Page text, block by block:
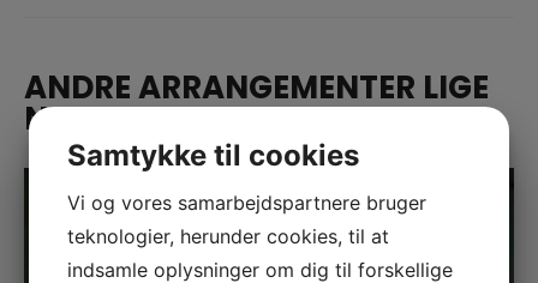
ANDRE ARRANGEMENTER LIGE
NU
Samtykke til cookies
Vi og vores samarbejdspartnere bruger
teknologier, herunder cookies, til at
indsamle oplysninger om dig til forskellige